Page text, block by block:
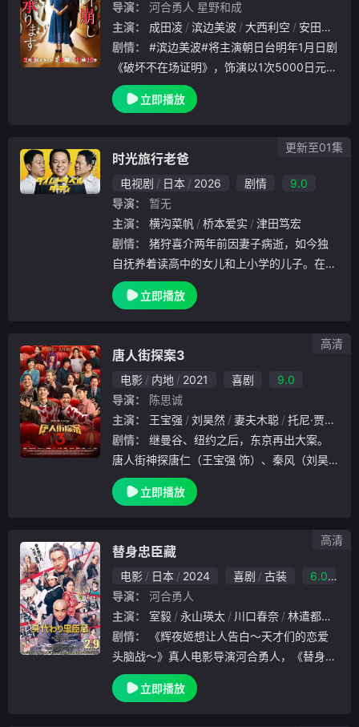
导演： 河合勇人 星野和成
主演：
成田凌 滨边美波 大西利空 安田显
剧情：
《破坏不在场证明》，饰演以1次5000日元的
价格来破坏不在场证明的好奇心旺盛的名侦探
角色，与#安田显#饰演的寄宿在钟表店的警
立即播放
时光旅行老爸
电视剧 日本 2026 剧情
9.0
导演：
暂无
主演：
横沟菜帆 桥本爱实
津田笃宏
剧情：
自抚养着读高中的女儿和上小学的儿子。在工
作、家务与育儿的多重压力下，他已濒临“单
人带娃”的极限。然而就在某一天，孩子们突
立即播放
更新至01集
唐人街探案3
电影 内地 2021 喜剧
9.0
导演：
陈思诚
主演：
王宝强 刘昊然 妻夫木聪 托尼·贾
剧情：
唐人街神探唐仁（王宝强 饰）、秦风（刘昊
然 饰）受侦探野田昊（妻夫木聪 饰）的邀请
前往破案。“CRIMASTER世界侦探排行榜”中
名第一Q的现身，让这个大案更加扑朔迷离，
一场亚洲最强神探之间的较量即将爆笑展开…
…
立即播放
高清
替身忠臣藏
电影 日本 2024 喜剧 古装
6.0
导演：
河合勇人
主演：
室毅 永山瑛太 川口春奈 林遣都
剧情：
头脑战～》真人电影导演河合勇人，《替身忠
臣藏》再展改编能手，将时代剧《忠臣藏》添
加「替身」元素的同名小说搬上银幕。视频讲
立即播放
高清